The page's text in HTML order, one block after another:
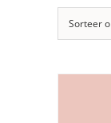
Sorteer